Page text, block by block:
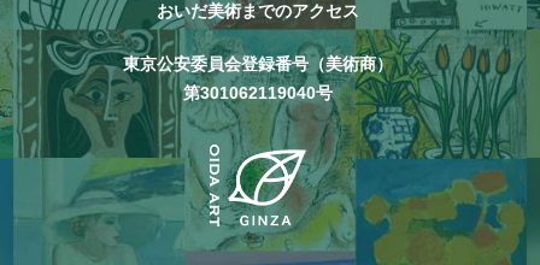
おいだ美術までのアクセス
東京公安委員会登録番号（美術商）
第301062119040号